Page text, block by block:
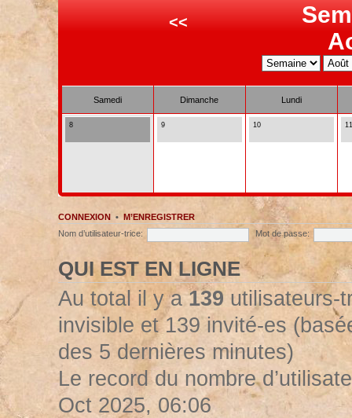
<<
Samedi Dimanche Lundi
8 9 10 11
CONNEXION• M’ENREGISTRER
Nom d’utilisateur-trice:
Mot de passe:
QUI EST EN LIGNE
Au total il y a139 utilisateurs-
invisible et 139 invité-es
des 5 dernières minutes)
Le record du nombre
Oct 2025, 06:06